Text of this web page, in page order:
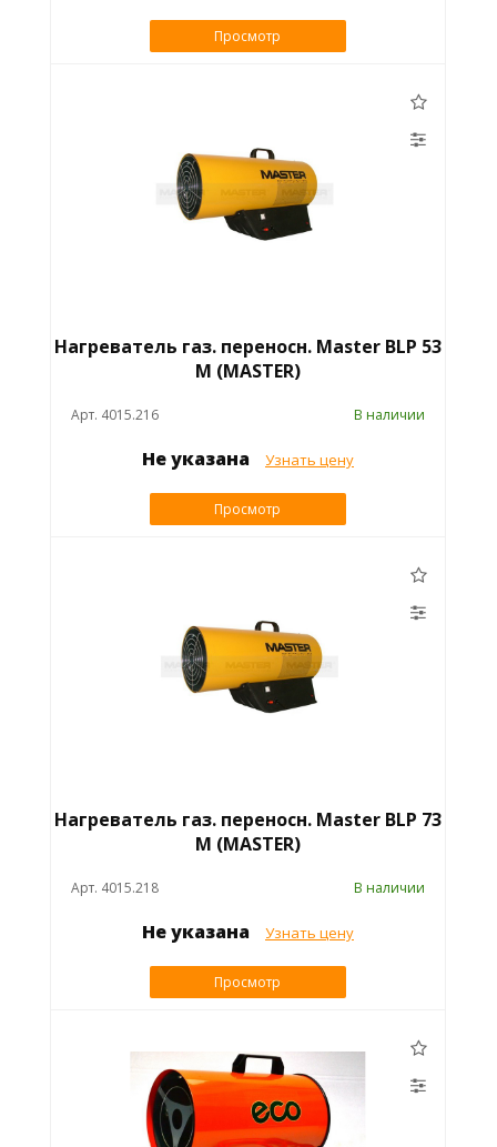
Просмотр
Нагреватель газ. переносн. Master BLP 53
M (MASTER)
Арт. 4015.216 В наличии
Не указана Узнать цену
Просмотр
Нагреватель газ. переносн. Master BLP 73
M (MASTER)
Арт. 4015.218 В наличии
Не указана Узнать цену
Просмотр